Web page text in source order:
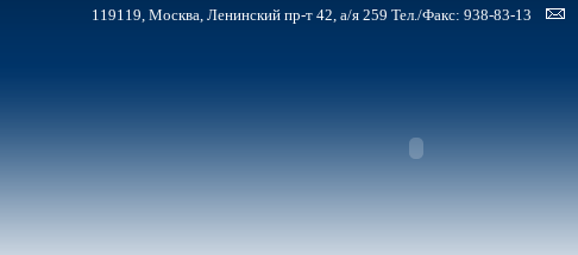
119119, Москва, Ленинский пр-т 42, а/я 259 Тел./Факс: 938-83-13